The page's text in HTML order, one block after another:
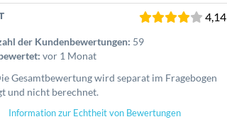
4,14
der Kundenbewertungen: 59
vor 1 Monat
Gesamtbewertung wird separat im Fragebogen
und nicht berechnet.
Information zur Echtheit von Bewertungen